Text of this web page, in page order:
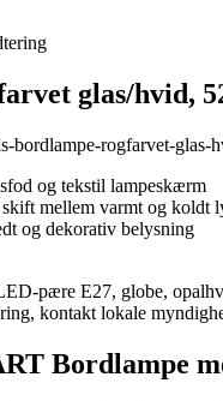
glas/hvid,
bordlampe-rogfarvet-glas-
og tekstil lampeskærm
mellem varmt og koldt
og dekorativ belysning
pære E27, globe,
kontakt lokale
Bordlampe